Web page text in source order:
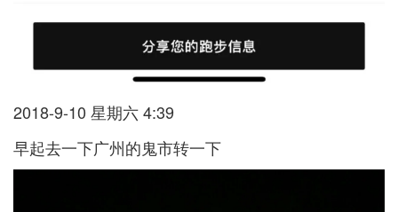
2018-9-10 星期六 4:39
早起去一下广州的鬼市转一下